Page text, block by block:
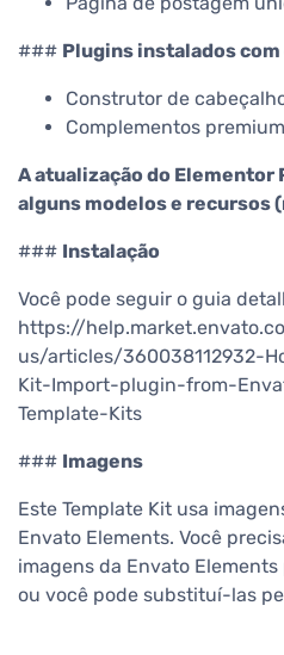
### Plugins instalados
Construtor de
Complementos
A atualização do Elementor
alguns modelos e recursos
### Instalação
Você pode seguir o guia
https://
us/articles/360038112932-
Kit-Import-plugin-from-
Template-Kits
### Imagens
Este Template Kit usa
Envato Elements. Você
imagens da Envato
ou você pode substituí-las